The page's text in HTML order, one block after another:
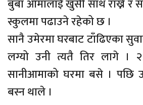
बुबा आमालाई खुसी साथ राख्ने र
स्कुलमा पढाउने रहेको छ ।
सानै उमेरमा घरबाट टाँढिएका
लग्यो उनी त्यतै तिर लागे । २
सानीआमाको घरमा बसे । पछि
बस्न थाले ।